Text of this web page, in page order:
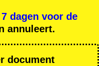
7 dagen voor de
annuleert.
document